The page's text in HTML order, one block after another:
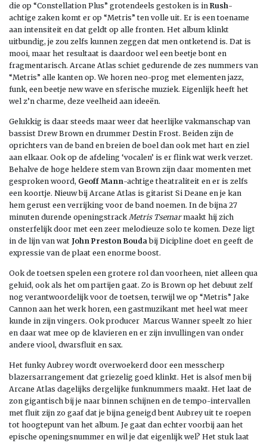
die op “Constellation Plus” grotendeels gestoken is in Rush-
achtige zaken komt er op “Metris” ten volle uit. Er is een toename
aan intensiteit en dat geldt op alle fronten. Het album klinkt
uitbundig, je zou zelfs kunnen zeggen dat men ontketend is. Dat is
mooi, maar het resultaat is daardoor wel een beetje bont en
fragmentarisch. Arcane Atlas schiet gedurende de zes nummers van
“Metris” alle kanten op. We horen neo-prog met elementen jazz,
funk, een beetje new wave en sferische muziek. Eigenlijk heeft het
wel z’n charme, deze veelheid aan ideeën.
Gelukkig is daar steeds maar weer dat heerlijke vakmanschap van
bassist Drew Brown en drummer Destin Frost. Beiden zijn de
oprichters van de band en breien de boel dan ook met hart en ziel
aan elkaar. Ook op de afdeling ‘vocalen’ is er flink wat werk verzet.
Behalve de hoge heldere stem van Brown zijn daar momenten met
gesproken woord, Geoff Mann-achtige theatraliteit en er is zelfs
een koortje. Nieuw bij Arcane Atlas is gitarist Si Deane en je kan
hem gerust een verrijking voor de band noemen. In de bijna 27
minuten durende openingstrack Metris Tsemarmaakt hij zich
onsterfelijk door met een zeer melodieuze solo te komen. Deze ligt
in de lijn van wat John Preston Bouda bij Dicipline doet en geeft de
expressie van de plaat een enorme boost.
Ook de toetsen spelen een grotere rol dan voorheen, niet alleen qua
geluid, ook als het om partijen gaat. Zo is Brown op het debuut zelf
nog verantwoordelijk voor de toetsen, terwijl we op “Metris” Jake
Cannon aan het werk horen, een gastmuzikant met heel wat meer
kunde in zijn vingers. Ook producer Marcus Wanner speelt zo hier
en daar wat mee op de klavieren en er zijn invullingen van onder
andere viool, dwarsfluit en sax.
Het funky Aubrey wordt overwoekerd door een messcherp
blazersarrangement dat griezelig goed klinkt. Het is alsof men bij
Arcane Atlas dagelijks dergelijke funknummers maakt. Het laat de
zon gigantisch bij je naar binnen schijnen en de tempo-intervallen
met fluit zijn zo gaaf dat je bijna geneigd bent Aubrey uit te roepen
tot hoogtepunt van het album. Je gaat dan echter voorbij aan het
epische openingsnummer en wil je dat eigenlijk wel? Het stuk laat